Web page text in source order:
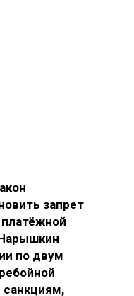
запрет
по двум
санкциям,